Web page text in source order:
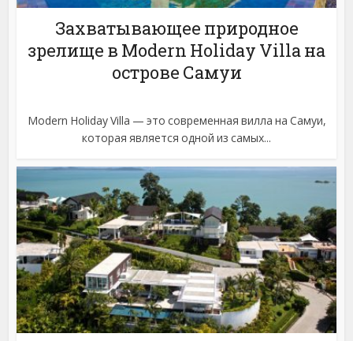
Захватывающее природное
зрелище в Modern Holiday Villa на
острове Самуи
Modern Holiday Villa — это современная вилла на Самуи,
которая является одной из самых...